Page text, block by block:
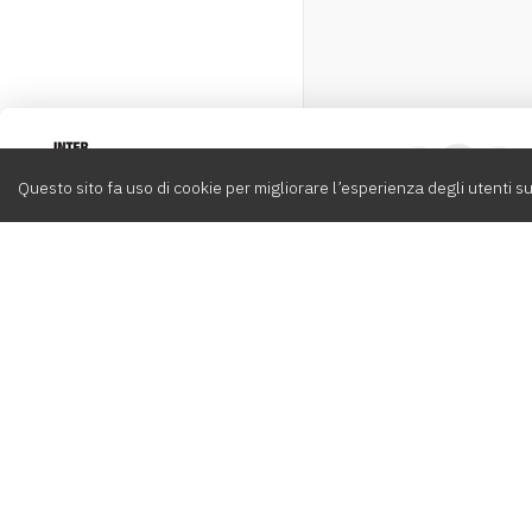
Questo sito fa uso di cookie per migliorare l’esperienza degli utenti